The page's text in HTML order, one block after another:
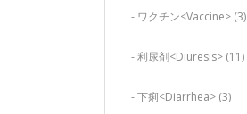
- ワクチン<Vaccine> (3)
- 利尿剤<Diuresis> (11)
- 下痢<Diarrhea> (3)